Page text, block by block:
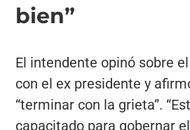
bien”
El intendente opinó sobre
con el ex presidente y
“terminar con la grieta”.
capacitado para gobernar